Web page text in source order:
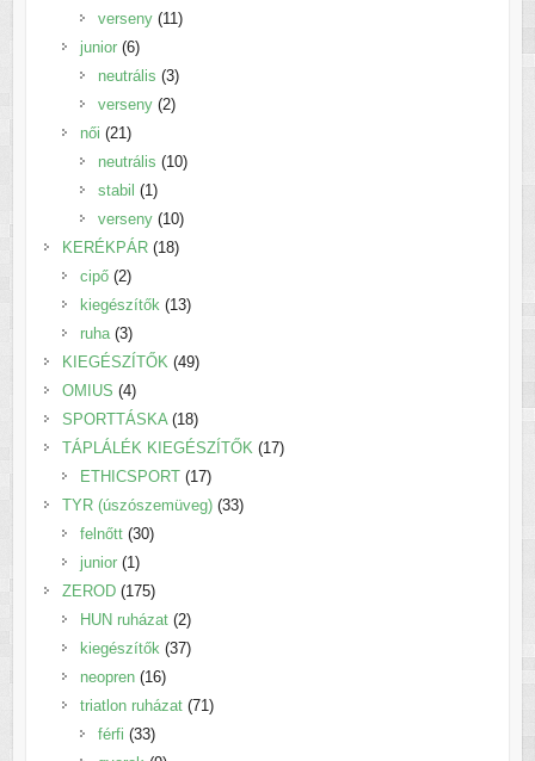
termék
verseny 1111
junior 66
termék
neutrális 33
termék
verseny 22
női 2121
termék
neutrális 1010
stabil 11
termék
verseny 1010
termék
KERÉKPÁR 1818
cipő 22
termék
kiegészítők 1313
ruha 33
termék
KIEGÉSZÍTŐK 4949
OMIUS 44
termék
SPORTTÁSKA 1818
termék
TÁPLÁLÉK KIEGÉSZÍTŐK 1717
ETHICSPORT 1717
termék
TYR (úszószemüveg) 3333
felnőtt 3030
junior 11
termék
ZEROD 175175
termék
HUN ruházat 22
termék
kiegészítők 3737
neopren 1616
termék
triatlon ruházat 7171
férfi 3333